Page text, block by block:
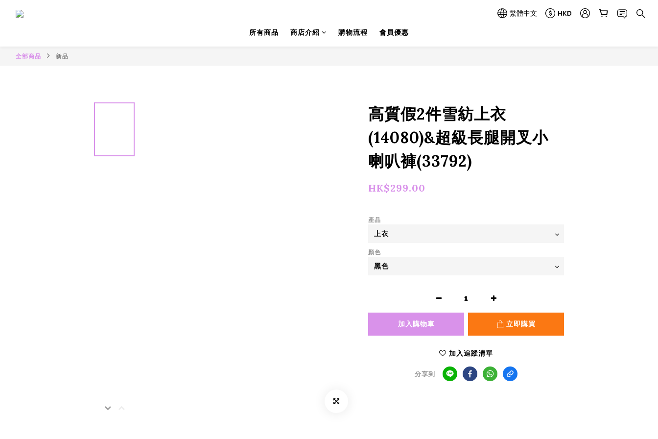
繁體中文
HKD
所有商品
商店介紹 購物流程 會員優惠
全部商品 新品
高質假2件雪紡上衣
(14080)&超級長腿開叉小
喇叭褲(33792)
HK$299.00
產品
顏色
加入購物車 立即購買
加入追蹤清單
分享到